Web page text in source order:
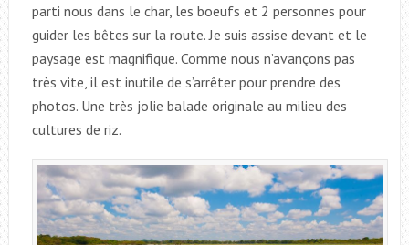
parti nous dans le char, les boeufs et 2 personnes pour
guider les bêtes sur la route. Je suis assise devant et le
paysage est magnifique. Comme nous n’avançons pas
très vite, il est inutile de s’arrêter pour prendre des
photos. Une très jolie balade originale au milieu des
cultures de riz.